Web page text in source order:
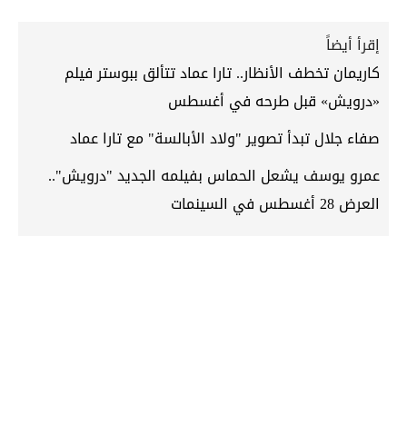
إقرأ أيضاً
كاريمان تخطف الأنظار.. تارا عماد تتألق ببوستر فيلم
«درويش» قبل طرحه في أغسطس
صفاء جلال تبدأ تصوير "ولاد الأبالسة" مع تارا عماد
عمرو يوسف يشعل الحماس بفيلمه الجديد "درويش"..
العرض 28 أغسطس في السينمات